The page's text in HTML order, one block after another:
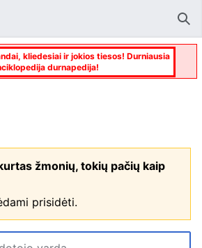
kliedesiai ir jokios tiesos! Durniausia
durnapedija!
žmonių, tokių pačių kaip
prisidėti.